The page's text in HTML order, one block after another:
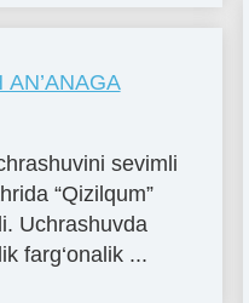
sevimli
“Qizilqum”
Uchrashuvda
farg‘onalik ...